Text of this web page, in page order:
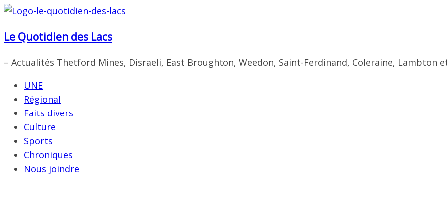
Passer
contenu
Le Quotidien des Lacs
– Actualités Thetford Mines, Disraeli, East Broughton, Weedon, Saint-Ferdinand, Coleraine, Lambton
UNE
Régional
Faits divers
Culture
Sports
Chroniques
Nous joindre